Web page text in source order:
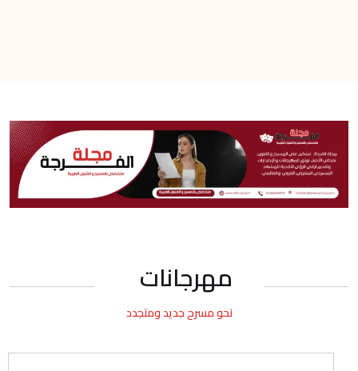
مهرجانات
نحو مسرح جديد ومتجدد